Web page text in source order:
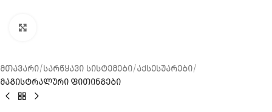
ᲛᲗᲐᲕᲐᲠᲘ ᲡᲐᲠᲬᲧᲐᲕᲘ ᲡᲘᲡᲢᲔᲛᲔᲑᲘ ᲐᲥᲡᲔᲡᲣᲐᲠᲔᲑᲘ
ᲛᲐᲒᲘᲡᲢᲠᲐᲚᲣᲠᲘ ᲤᲘᲗᲘᲜᲒᲔᲑᲘ